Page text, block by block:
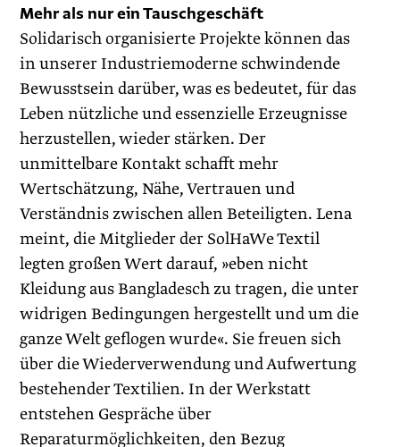
Mehr als nur ein Tauschgeschäft
Solidarisch organisierte Projekte können das
in unserer Indus­triemoderne schwindende
Bewusstsein darüber, was es bedeutet, für das
Leben nützliche und essenzielle Erzeug­nisse
herzustellen, wieder stärken. Der
unmittelbare Kontakt schafft mehr
Wertschätzung, Nähe, Vertrauen und
Verständnis zwischen allen Beteiligten. Lena
meint, die Mitglieder der SolHaWe Textil
legten großen Wert darauf, »eben nicht
Kleidung aus Bangladesch zu tragen, die unter
widrigen Bedingungen hergestellt und um die
ganze Welt geflogen wurde«. Sie freuen sich
über die Wiederverwendung und Aufwertung
bestehender Textilien. In der Werkstatt
entstehen Gespräche über
Reparaturmöglichkeiten, den Bezug